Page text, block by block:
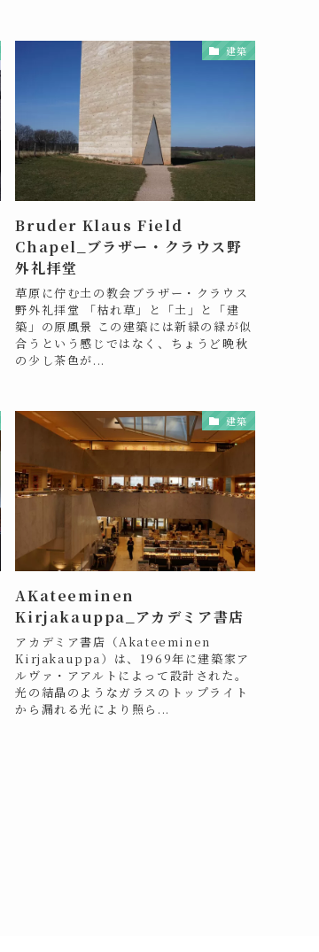
建築
Bruder Klaus Field
Chapel_ブラザー・クラウス野
外礼拝堂
草原に佇む土の教会ブラザー・クラウス
野外礼拝堂 「枯れ草」と「土」と「建
築」の原風景 この建築には新緑の緑が似
合うという感じではなく、ちょうど晩秋
の少し茶色が...
建築
AKateeminen
Kirjakauppa_アカデミア書店
アカデミア書店（Akateeminen
Kirjakauppa）は、1969年に建築家ア
ルヴァ・アアルトによって設計された。
光の結晶のようなガラスのトップライト
から漏れる光により照ら...